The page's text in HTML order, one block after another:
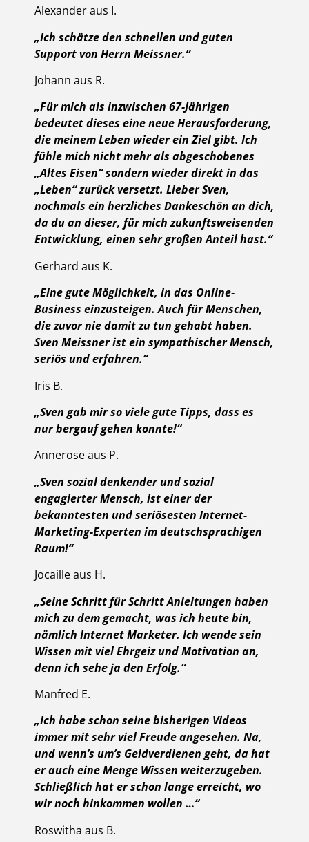
Alexander aus I.
„Ich schätze den schnellen und guten
Support von Herrn Meissner.“
Johann aus R.
„Für mich als inzwischen 67-Jährigen
bedeutet dieses eine neue Herausforderung,
die meinem Leben wieder ein Ziel gibt. Ich
fühle mich nicht mehr als abgeschobenes
„Altes Eisen“ sondern wieder direkt in das
„Leben“ zurück versetzt. Lieber Sven,
nochmals ein herzliches Dankeschön an dich,
da du an dieser, für mich zukunftsweisenden
Entwicklung, einen sehr großen Anteil hast.“
Gerhard aus K.
„Eine gute Möglichkeit, in das Online-
Business einzusteigen. Auch für Menschen,
die zuvor nie damit zu tun gehabt haben.
Sven Meissner ist ein sympathischer Mensch,
seriös und erfahren.“
Iris B.
„Sven gab mir so viele gute Tipps, dass es
nur bergauf gehen konnte!“
Annerose aus P.
„Sven sozial denkender und sozial
engagierter Mensch, ist einer der
bekanntesten und seriösesten Internet-
Marketing-Experten im deutschsprachigen
Raum!“
Jocaille aus H.
„Seine Schritt für Schritt Anleitungen haben
mich zu dem gemacht, was ich heute bin,
nämlich Internet Marketer. Ich wende sein
Wissen mit viel Ehrgeiz und Motivation an,
denn ich sehe ja den Erfolg.“
Manfred E.
„Ich habe schon seine bisherigen Videos
immer mit sehr viel Freude angesehen. Na,
und wenn’s um’s Geldverdienen geht, da hat
er auch eine Menge Wissen weiterzugeben.
Schließlich hat er schon lange erreicht, wo
wir noch hinkommen wollen …“
Roswitha aus B.